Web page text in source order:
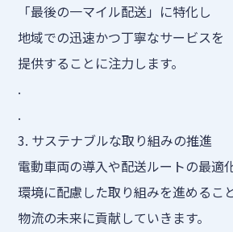
「最後の一マイル配送」に特化し
地域での迅速かつ丁寧なサービスを
提供することに注力します。
.
.
3. サステナブルな取り組みの推進
電動車両の導入や配送ルートの最適
環境に配慮した取り組みを進めるこ
物流の未来に貢献していきます。